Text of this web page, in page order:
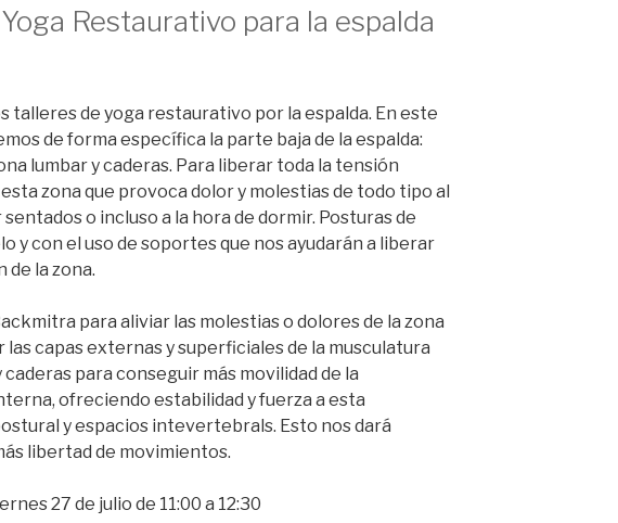
Restaurativo para la espalda
talleres de yoga restaurativo por la espalda. En este
de forma específica la parte baja de la espalda:
lumbar y caderas. Para liberar toda la tensión
zona que provoca dolor y molestias de todo tipo al
o incluso a la hora de dormir. Posturas de
y con el uso de soportes que nos ayudarán a liberar
de la zona.
para aliviar las molestias o dolores de la zona
las capas externas y superficiales de la musculatura
caderas para conseguir más movilidad de la
ofreciendo estabilidad y fuerza a esta
y espacios intevertebrals. Esto nos dará
libertad de movimientos.
27 de julio de 11:00 a 12:30